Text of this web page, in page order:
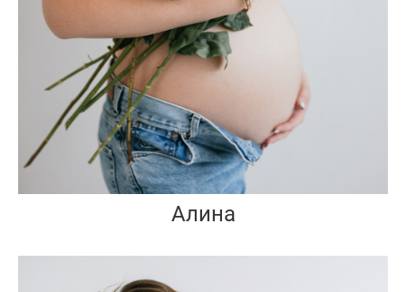
Алина